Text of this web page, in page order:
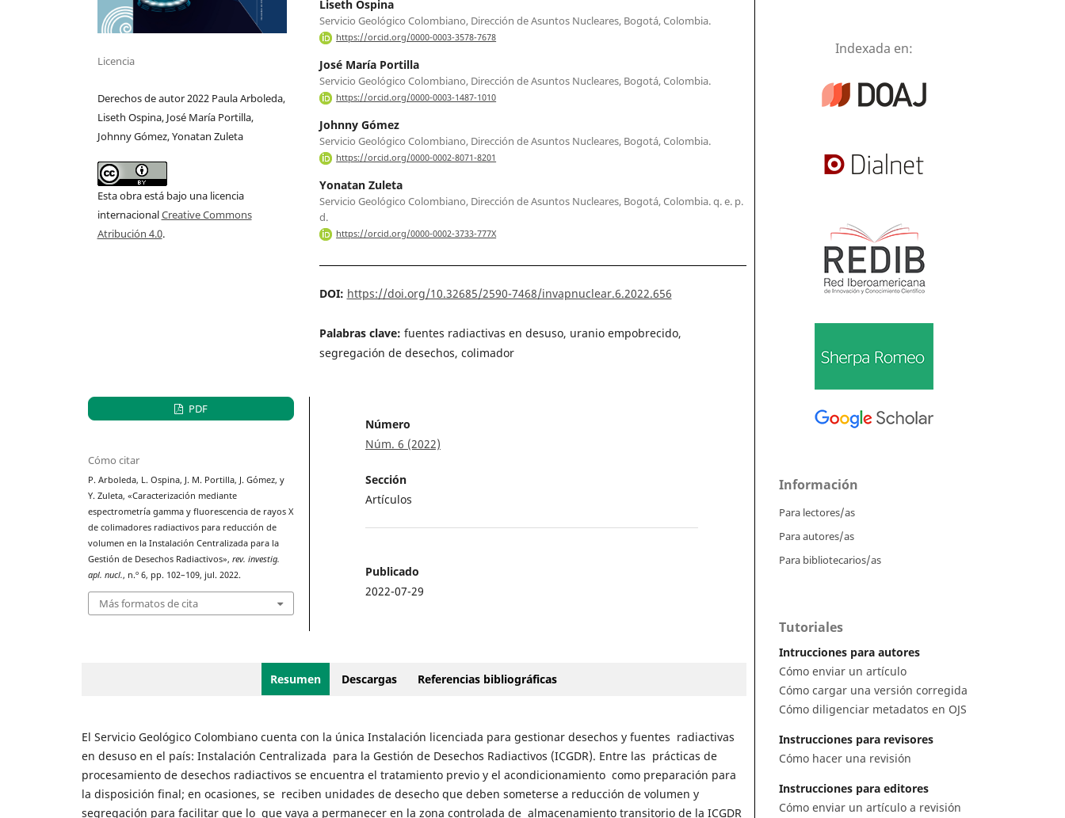
Liseth Ospina
Servicio Geológico Colombiano, Dirección de Asuntos Nucleares, Bogotá, Colombia.
https://orcid.org/0000-0003-3578-7678
José María Portilla
Servicio Geológico Colombiano, Dirección de Asuntos Nucleares, Bogotá, Colombia.
https://orcid.org/0000-0003-1487-1010
Johnny Gómez
Servicio Geológico Colombiano, Dirección de Asuntos Nucleares, Bogotá, Colombia.
https://orcid.org/0000-0002-8071-8201
Yonatan Zuleta
Servicio Geológico Colombiano, Dirección de Asuntos Nucleares, Bogotá, Colombia. q. e. p.
d.
https://orcid.org/0000-0002-3733-777X
DOI: https://doi.org/10.32685/2590-7468/invapnuclear.6.2022.656
Palabras clave: fuentes radiactivas en desuso, uranio empobrecido,
segregación de desechos, colimador
Licencia
Derechos de autor 2022 Paula Arboleda,
Liseth Ospina, José María Portilla,
Johnny Gómez, Yonatan Zuleta
Esta obra está bajo una licencia
internacionalCreative Commons
Atribución 4.0.
PDF
Cómo citar
P. Arboleda, L. Ospina, J. M. Portilla, J. Gómez, y
Y. Zuleta, «Caracterización mediante
espectrometría gamma y fluorescencia de rayos X
de colimadores radiactivos para reducción de
volumen en la Instalación Centralizada para la
Gestión de Desechos Radiactivos»,rev. investig.
apl. nucl., n.º 6, pp. 102–109, jul. 2022.
Más formatos de cita
Número
Núm. 6 (2022)
Sección
Artículos
Publicado
2022-07-29
Resumen Descargas Referencias bibliográficas
El Servicio Geológico Colombiano cuenta con la única Instalación licenciada para gestionar desechos y fuentes radiactivas
en desuso en el país: Instalación Centralizada para la Gestión de Desechos Radiactivos (ICGDR). Entre las prácticas de
procesamiento de desechos radiactivos se encuentra el tratamiento previo y el acondicionamiento como preparación para
la disposición final; en ocasiones, se reciben unidades de desecho que deben someterse a reducción de volumen y
segregación para facilitar que lo que vaya a permanecer en la zona controlada de almacenamiento transitorio de la ICGDR
Indexada en:
Información
Para lectores/as
Para autores/as
Para bibliotecarios/as
Tutoriales
Intrucciones para autores
Cómo enviar un artículo
Cómo cargar una versión corregida
Cómo diligenciar metadatos en OJS
Instrucciones para revisores
Cómo hacer una revisión
Instrucciones para editores
Cómo enviar un artículo a revisión